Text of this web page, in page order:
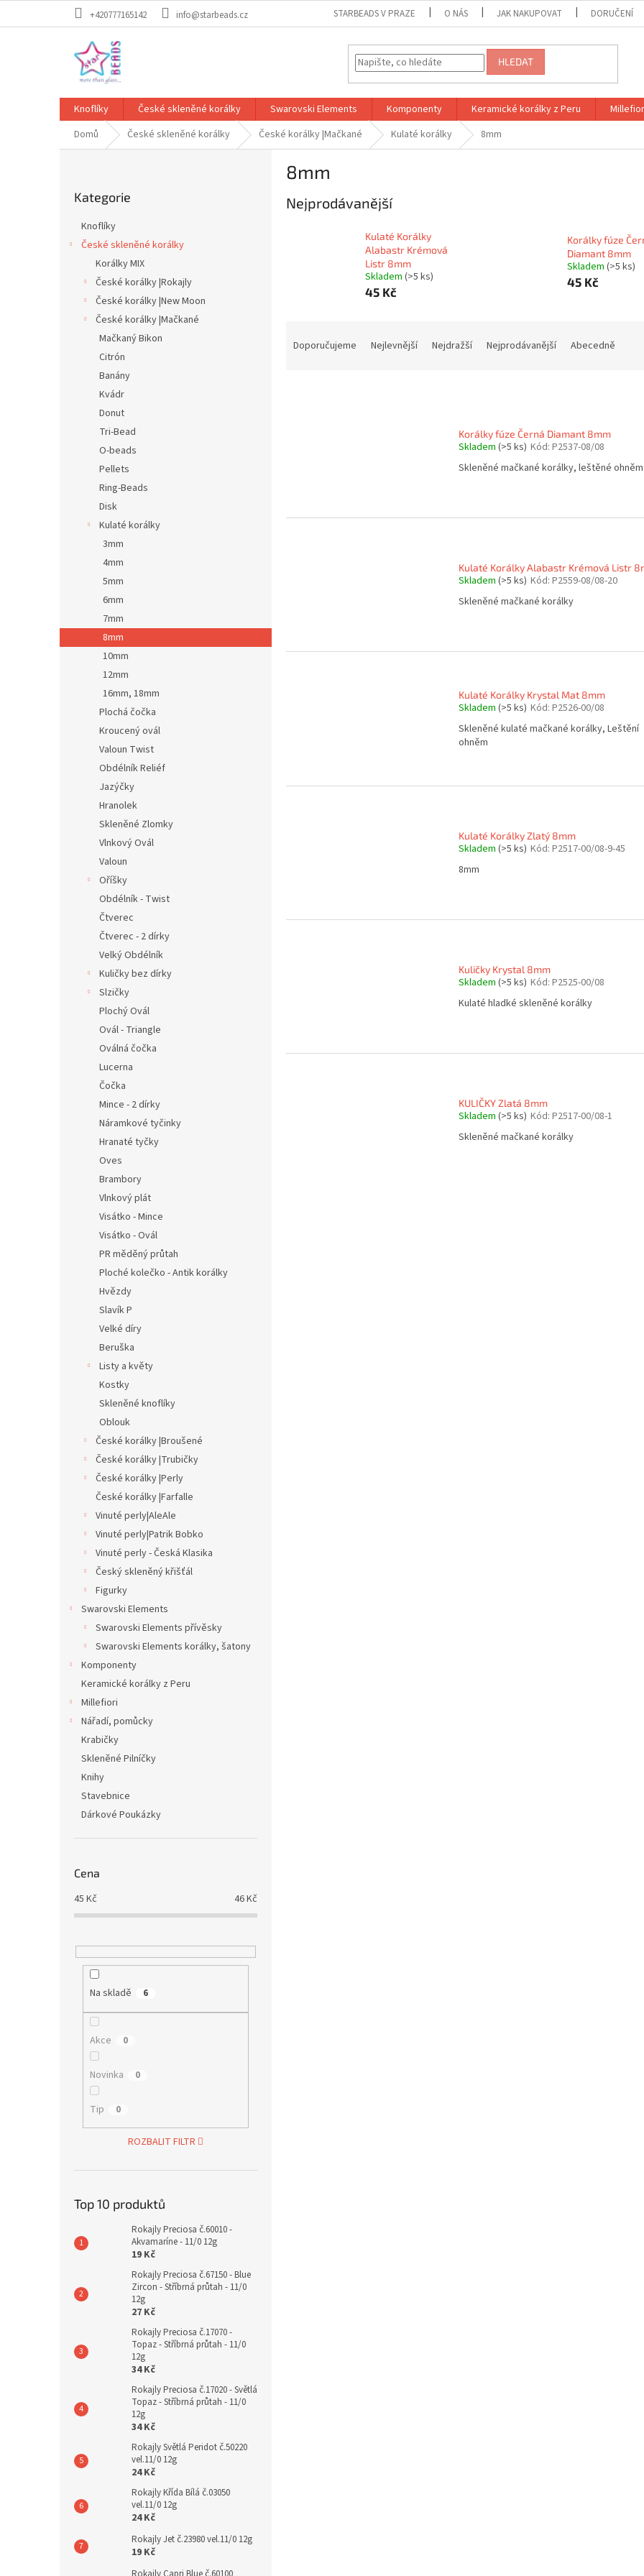
+420777165142 info@starbeads.cz STARBEADS V PRAZE O NÁS JAK NAKUPOVAT DORUČENÍ
HLEDAT
Knoflíky České skleněné korálky Swarovski Elements Komponenty Keramické korálky z Peru
Domů
České skleněné korálky České korálky |Mačkané Kulaté korálky 8mm
kategorie
Kategorie
Knoflíky
České skleněné korálky
Korálky MIX
České korálky |Rokajly
České korálky |New Moon
České korálky |Mačkané
Mačkaný Bikon
Citrón
Banány
Kvádr
Donut
Tri-Bead
O-beads
Pellets
Ring-Beads
Disk
Kulaté korálky
3mm
4mm
5mm
6mm
7mm
8mm
10mm
12mm
16mm, 18mm
Plochá čočka
Kroucený ovál
Valoun Twist
Obdélník Reliéf
Jazýčky
Hranolek
Skleněné Zlomky
Vlnkový Ovál
Valoun
Oříšky
Obdélník - Twist
Čtverec
Čtverec - 2 dírky
Velký Obdélník
Kuličky bez dírky
Slzičky
Plochý Ovál
Ovál - Triangle
Oválná čočka
Lucerna
Čočka
Mince - 2 dírky
Náramkové tyčinky
Hranaté tyčky
Oves
Brambory
Vlnkový plát
Visátko - Mince
Visátko - Ovál
PR měděný průtah
Ploché kolečko - Antik korálky
Hvězdy
Slavík P
Velké díry
Beruška
Listy a květy
Kostky
Skleněné knoflíky
Oblouk
České korálky |Broušené
České korálky |Trubičky
České korálky |Perly
České korálky |Farfalle
Vinuté perly|AleAle
Vinuté perly|Patrik Bobko
Vinuté perly - Česká Klasika
Český skleněný křišťál
Figurky
Swarovski Elements
Swarovski Elements přívěsky
Swarovski Elements korálky, šatony
Komponenty
Keramické korálky z Peru
Millefiori
Nářadí, pomůcky
Krabičky
Skleněné Pilníčky
Knihy
Stavebnice
Dárkové Poukázky
Cena
45 Kč 46Kč
Na skladě 6
Akce 0
Novinka 0
Tip 0
ROZBALIT FILTR
Top 10 produktů
Rokajly Preciosa č.60010 -
Akvamaríne - 11/0 12g
19 Kč
Rokajly Preciosa č.67150 - Blue
Zircon - Stříbrná průtah - 11/0
12g
27 Kč
Rokajly Preciosa č.17070 -
Topaz - Stříbrná průtah - 11/0
12g
34 Kč
Rokajly Preciosa č.17020 - Světlá
Topaz - Stříbrná průtah - 11/0
12g
34 Kč
Rokajly Světlá Peridot č.50220
vel.11/0 12g
24 Kč
Rokajly Křída Bílá č.03050
vel.11/0 12g
24 Kč
Rokajly Jet č.23980 vel.11/0 12g
19 Kč
8mm
Nejprodávanější
Kulaté Korálky
Alabastr Krémová
Listr 8mm
Skladem (>5 ks)
45 Kč
Korálky fúze
Diamant 8mm
Skladem (>5 ks)
45 Kč
t
Doporučujeme Nejlevnější Nejdražší Nejprodávanější Abecedně
d
Korálky fúze Černá Diamant 8mm
Skladem (>5 ks) Kód: P2537-08/08
Skleněné mačkané korálky, leštěné ohněm
Kulaté Korálky Alabastr Krémová Listr
Skladem (>5 ks) Kód: P2559-08/08-20
Skleněné mačkané korálky
Kulaté Korálky Krystal Mat 8mm
Skladem (>5 ks) Kód: P2526-00/08
Skleněné kulaté mačkané korálky, Leštění
ohněm
Kulaté Korálky Zlatý 8mm
Skladem (>5 ks) Kód: P2517-00/08-9-45
8mm
Kuličky Krystal 8mm
Skladem (>5 ks) Kód: P2525-00/08
Kulaté hladké skleněné korálky
KULIČKY Zlatá 8mm
Skladem (>5 ks) Kód: P2517-00/08-1
Skleněné mačkané korálky